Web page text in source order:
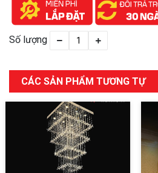
Số lượng
CÁC SẢN PHẨM TƯƠNG TỰ